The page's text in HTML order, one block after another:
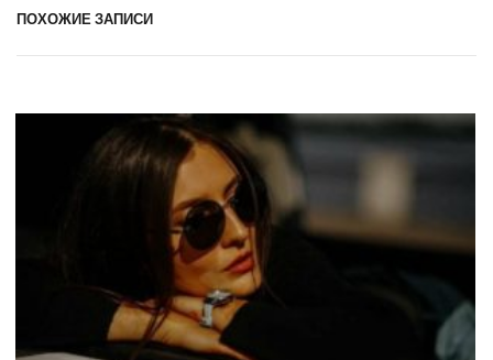
ПОХОЖИЕ ЗАПИСИ